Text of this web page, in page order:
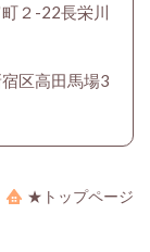
２-22長栄川
区高田馬場3
★トップページ